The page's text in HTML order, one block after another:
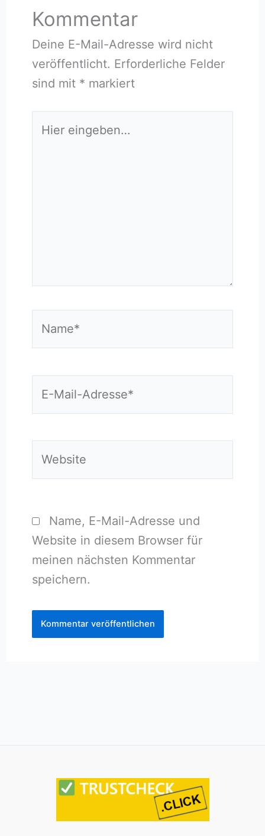
Kommentar
Deine E-Mail-Adresse wird nicht
veröffentlicht. Erforderliche Felder
sind mit * markiert
eingeben…
Name, E-Mail-Adresse und
Website in diesem Browser für
meinen nächsten Kommentar
speichern.